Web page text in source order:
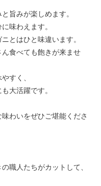
旨みが楽しめます。
味わえます。
とはひと味違います。
食べても飽きが来ませ
すく、
大活躍です。
わいをぜひご堪能くださ
職人たちがカットして、